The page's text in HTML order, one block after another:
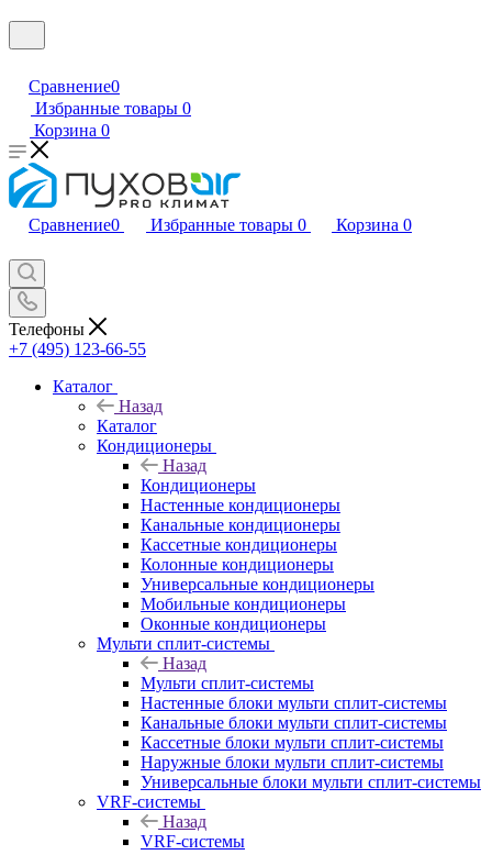
Сравнение0
Избранные товары 0
Корзина 0
Сравнение0 Избранные товары 0 Корзина 0
Телефоны
+7 (495) 123-66-55
Каталог
Назад
Каталог
Кондиционеры
Назад
Кондиционеры
Настенные кондиционеры
Канальные кондиционеры
Кассетные кондиционеры
Колонные кондиционеры
Универсальные кондиционеры
Мобильные кондиционеры
Оконные кондиционеры
Мульти сплит-системы
Назад
Мульти сплит-системы
Настенные блоки мульти сплит-системы
Канальные блоки мульти сплит-системы
Кассетные блоки мульти сплит-системы
Наружные блоки мульти сплит-системы
Универсальные блоки мульти сплит-системы
VRF-системы
Назад
VRF-системы